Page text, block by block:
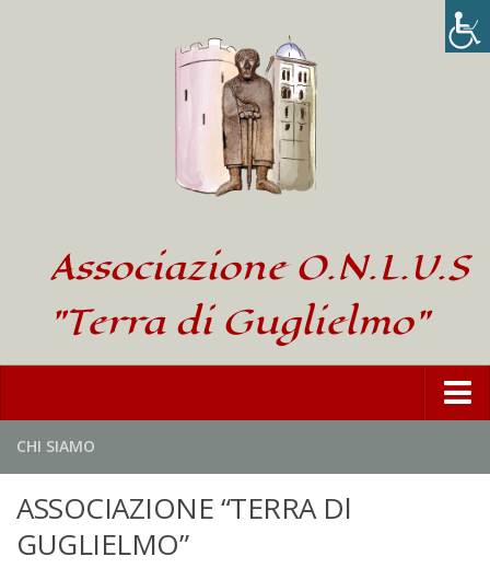
Associazione O.N.L.U.S
"Terra di Guglielmo"
Home
Chi siamo
La sede
CHI SIAMO
ASSOCIAZIONE “TERRA Dl
GUGLIELMO”